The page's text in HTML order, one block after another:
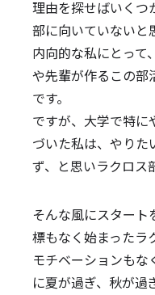
理由を探せばいくつ
部に向いていないと
内向的な私にとって
や先輩が作るこの部
です。
ですが、大学で特に
づいた私は、やりた
ず、と思いラクロス
そんな風にスタート
標もなく始まったラ
モチベーションもな
に夏が過ぎ、秋が過